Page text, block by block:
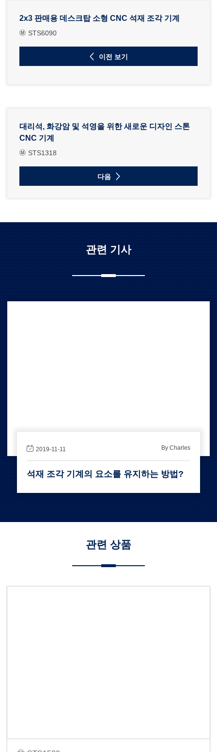
2x3 판매용 데스크탑 소형 CNC 석재 조각 기계
STS6090
이전 보기
대리석, 화강암 및 석영을 위한 새로운 디자인 스톤
CNC 기계
STS1318
다음
관련 기사
2019-11-11 By Charles
석재 조각 기계의 요소를 유지하는 방법?
관련 상품